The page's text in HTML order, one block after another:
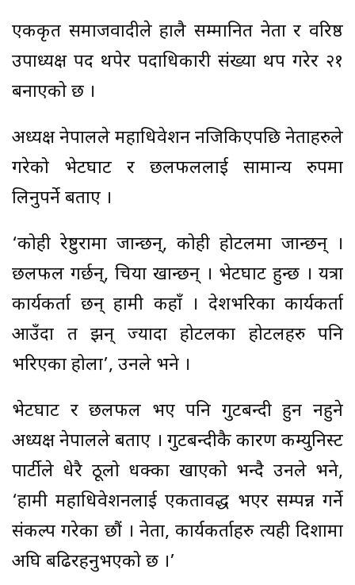
एकीकृत समाजवादीले हालै सम्मानित नेता र वरिष्ठ
उपाध्यक्ष पद थपेर पदाधिकारी संख्या थप गरेर २१
बनाएको छ ।
अध्यक्ष नेपालले महाधिवेशन नजिकिएपछि नेताहरुले
गरेको भेटघाट र छलफललाई सामान्य रुपमा
लिनुपर्ने बताए ।
‘कोही रेष्टुरामा जान्छन्, कोही होटलमा जान्छन् ।
छलफल गर्छन्, चिया खान्छन् । भेटघाट हुन्छ । यत्रा
कार्यकर्ता छन् हामी कहाँ । देशभरिका कार्यकर्ता
आउँदा त झन् ज्यादा होटलका होटलहरु पनि
भरिएका होला’, उनले भने ।
भेटघाट र छलफल भए पनि गुटबन्दी हुन नहुने
अध्यक्ष नेपालले बताए । गुटबन्दीकै कारण कम्युनिस्ट
पार्टीले धेरै ठूलो धक्का खाएको भन्दै उनले भने,
‘हामी महाधिवेशनलाई एकतावद्ध भएर सम्पन्न गर्ने
संकल्प गरेका छौं । नेता, कार्यकर्ताहरु त्यही दिशामा
अघि बढिरहनुभएको छ ।’